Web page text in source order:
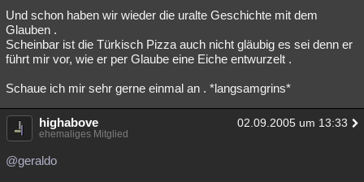
Und schon haben wir wieder die uralte Geschichte mit dem
Glauben .
Scheinbar ist die Türkisch Pizza auch nicht gläubig es sei denn er
führt mir vor, wie er per Glaube eine Eiche entwurzelt .
Schaue ich mir sehr gerne einmal an . *langsamgrins*
highabove 02.09.2005 um 13:33
ehemaliges Mitglied
@geraldo